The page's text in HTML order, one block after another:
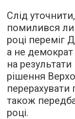
Слід
помилився
році
а не
на
рішення
перерахувати
також
році.